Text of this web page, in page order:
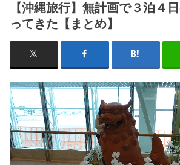
【沖縄旅行】無計画で３泊４
ってきた【まとめ】